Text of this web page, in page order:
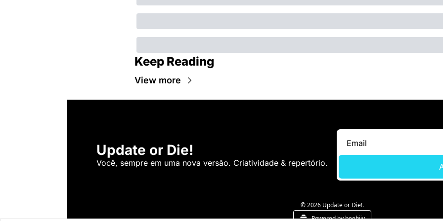
Keep Reading
View more
Update or Die!
Você, sempre em uma nova versão. Criatividade & repertório.
© 2026 Update or Die!.
Powered by beehiiv